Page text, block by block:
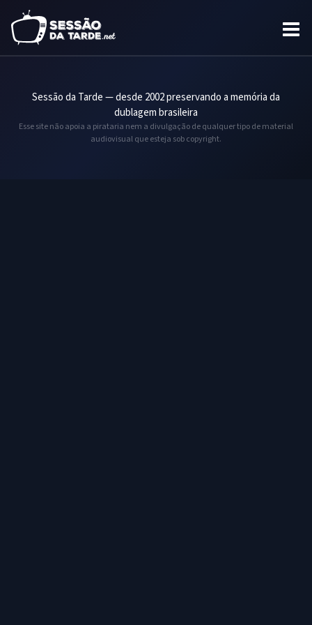
Sessão da Tarde — desde 2002 preservando a memória da
dublagem brasileira
Esse site não apoia a pirataria nem a divulgação de qualquer tipo de material
audiovisual que esteja sob copyright.